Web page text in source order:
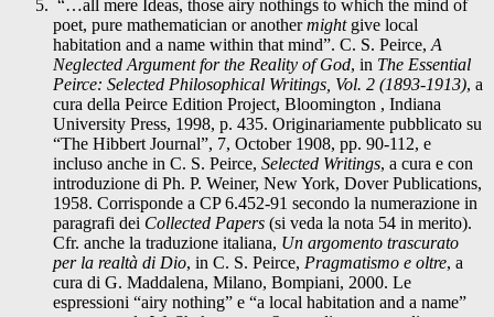
“…all mere Ideas, those airy nothings to which the mind of
poet, pure mathematician or anothermightgive local
habitation and a name within that mind”. C. S. Peirce, A
Neglected Argument for the Reality of God, in The Essential
Peirce: Selected Philosophical Writings, Vol. 2 (1893-1913), a
cura della Peirce Edition Project, Bloomington , Indiana
University Press, 1998, p. 435. Originariamente pubblicato su
“The Hibbert Journal”, 7, October 1908, pp. 90-112, e
incluso anche in C. S. Peirce, Selected Writings, a cura e con
introduzione di Ph. P. Weiner, New York, Dover Publications,
1958. Corrisponde a CP 6.452-91 secondo la numerazione in
paragrafi dei Collected Papers (si veda la nota 54 in merito).
Cfr. anche la traduzione italiana, Un argomento trascurato
per la realtà di Dio, in C. S. Peirce, Pragmatismo e oltre, a
cura di G. Maddalena, Milano, Bompiani, 2000. Le
espressioni “airy nothing” e “a local habitation and a name”